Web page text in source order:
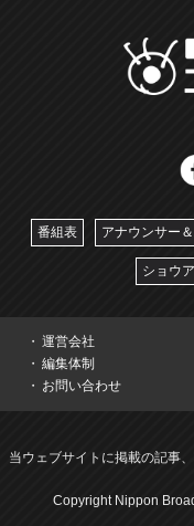
番組表 アナウンサー
ショウ
運営会社
編集体制
お問い合わせ
当ウェブサイトに掲載の記事
Copyright Nippon